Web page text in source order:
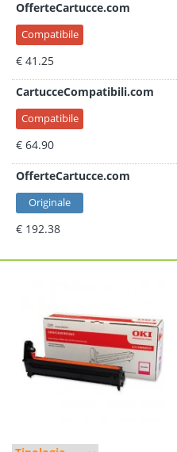
OfferteCartucce.com
Compatibile
€ 41.25
CartucceCompatibili.com
Compatibile
€ 64.90
OfferteCartucce.com
Originale
€ 192.38